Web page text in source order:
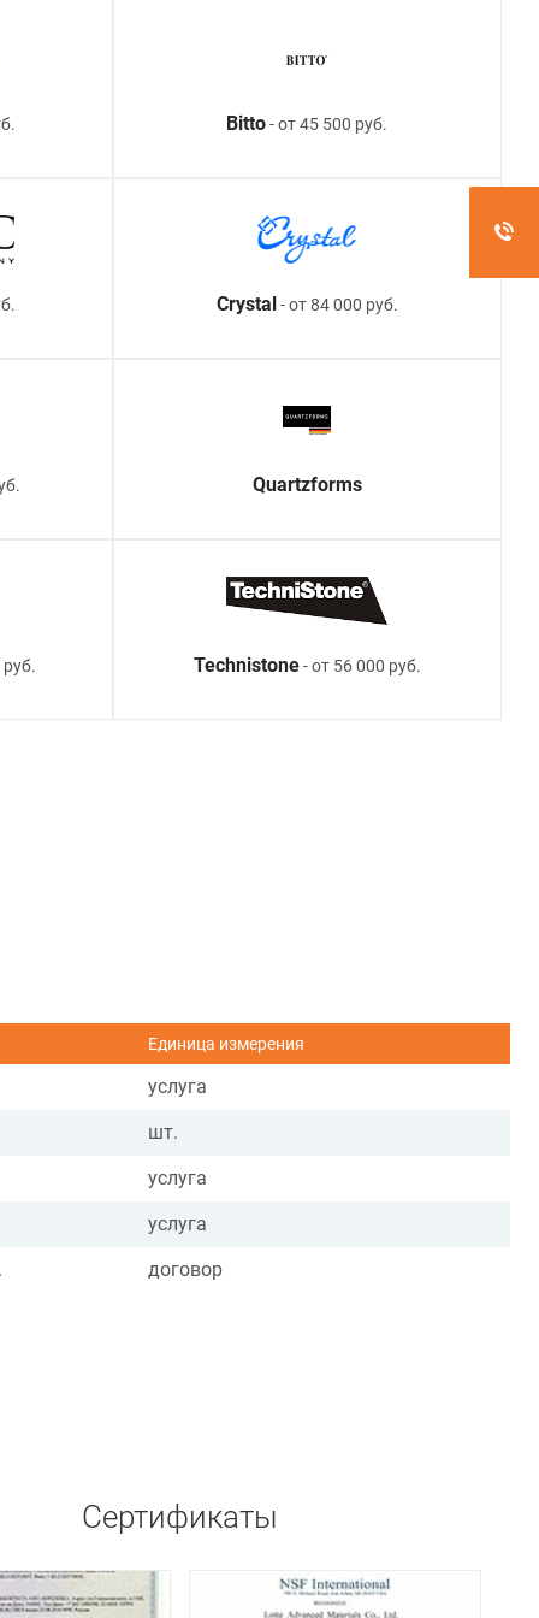
Bitto- от 45 500 руб.
Crystal - от 84 000 руб.
Quartzforms
Technistone- от 56 000 руб.
Единица измерения
услуга
шт.
услуга
услуга
договор
Сертификаты